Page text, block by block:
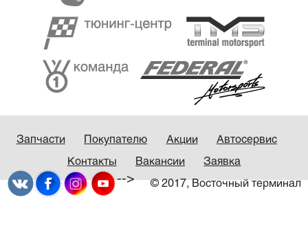
Запчасти Покупателю Акции Автосервис
Контакты Вакансии Заявка
© 2017, Восточный терминал
-->